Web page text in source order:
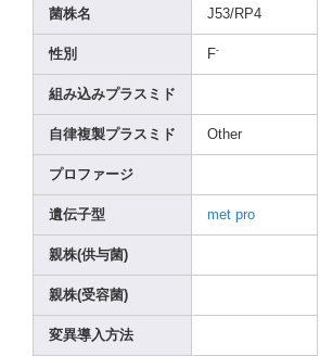
菌株名 J53/RP4
性別 F-
組み込みプラスミド
自律複製プラスミド Other
プロファージ
遺伝子型 met pro
親株(供与菌)
親株(受容菌)
変異導入方法